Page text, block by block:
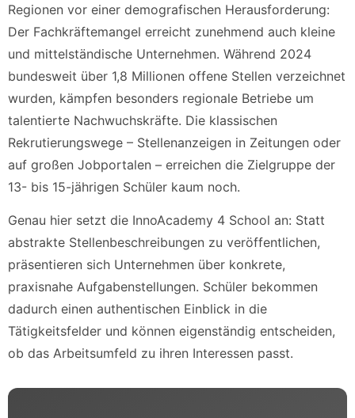
Regionen vor einer demografischen Herausforderung:
Der Fachkräftemangel erreicht zunehmend auch kleine
und mittelständische Unternehmen. Während 2024
bundesweit über 1,8 Millionen offene Stellen verzeichnet
wurden, kämpfen besonders regionale Betriebe um
talentierte Nachwuchskräfte. Die klassischen
Rekrutierungswege – Stellenanzeigen in Zeitungen oder
auf großen Jobportalen – erreichen die Zielgruppe der
13- bis 15-jährigen Schüler kaum noch.
Genau hier setzt die InnoAcademy 4 School an: Statt
abstrakte Stellenbeschreibungen zu veröffentlichen,
präsentieren sich Unternehmen über konkrete,
praxisnahe Aufgabenstellungen. Schüler bekommen
dadurch einen authentischen Einblick in die
Tätigkeitsfelder und können eigenständig entscheiden,
ob das Arbeitsumfeld zu ihren Interessen passt.